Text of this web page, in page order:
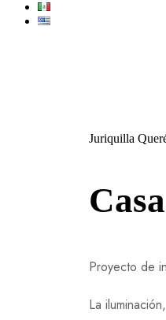
Juriquilla
Proyecto de
La